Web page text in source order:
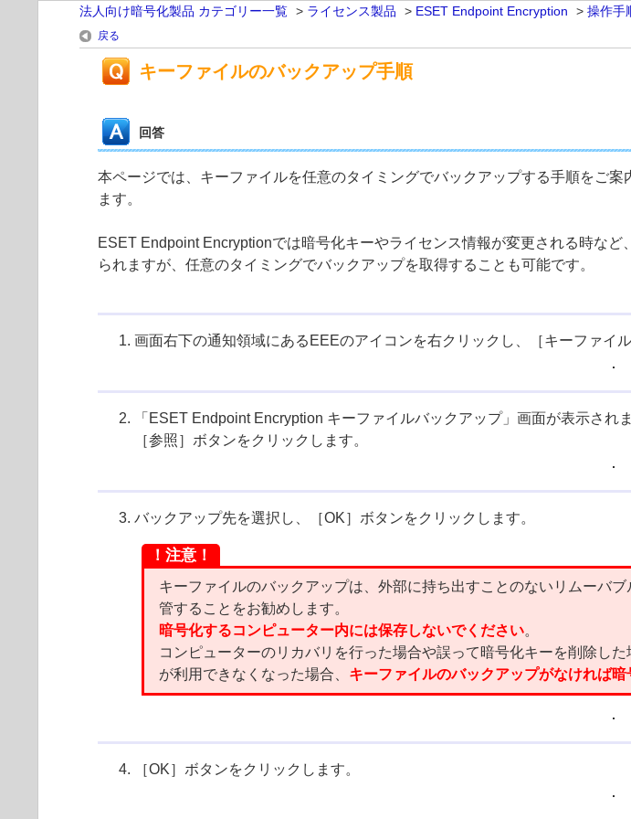
法人向け暗号化製品 カテゴリー一覧 > ライセンス製品 > ESET Endpoint Encryption > 操作手
戻る
キーファイルのバックアップ手順
回答
本ページでは、キーファイルを任意のタイミングでバックアップする手順をご
ます。
ESET Endpoint Encryptionでは暗号化キーやライセンス情報が変更される時な
られますが、任意のタイミングでバックアップを取得することも可能です。
画面右下の通知領域にあるEEEのアイコンを右クリックし、［キーファイ
「ESET Endpoint Encryption キーファイルバックアップ」画面が表示されま
［参照］ボタンをクリックします。
バックアップ先を選択し、［OK］ボタンをクリックします。
！注意！
キーファイルのバックアップは、外部に持ち出すことのないリムーバ
管することをお勧めします。
暗号化するコンピューター内には保存しないでください。
コンピューターのリカバリを行った場合や誤って暗号化キーを削除し
が利用できなくなった場合、 キーファイルのバックアップがなければ
［OK］ボタンをクリックします。